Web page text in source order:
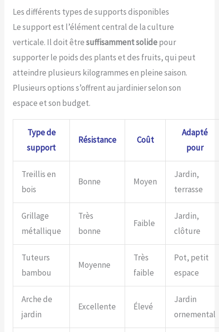
simplifiant la gestion de vos espaces verts.
Plaine Chassart s’engage à vous offrir le meilleur. Si
vous n’êtes pas totalement satisfait, notre service client
réactif est à votre disposition pour une résolution
rapide.
Les différents types de supports disponibles
Le support est l’élément central de la culture
verticale. Il doit êtresuffisamment solidepour
supporter le poids des plants et des fruits, qui peut
atteindre plusieurs kilogrammes en pleine saison.
Plusieurs options s’offrent au jardinier selon son
espace et son budget.
Type de
support
Résistance Coût
Adapté
pour
Treillis en
bois
Bonne Moyen
Jardin,
terrasse
Grillage
métallique
Très
bonne
Faible
Jardin,
clôture
Tuteurs
bambou
Moyenne
Très
faible
Pot, petit
espace
Arche de
jardin
Excellente Élevé
Jardin
ornemental